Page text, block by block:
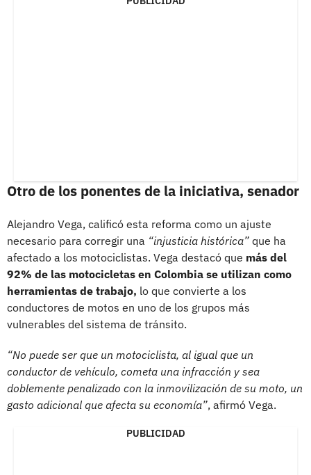
Otro de los ponentes de la iniciativa, senador
Alejandro Vega, calificó esta reforma como un ajuste
necesario para corregir una “injusticia histórica” que ha
afectado a los motociclistas. Vega destacó que más del
92% de las motocicletas en Colombia se utilizan como
herramientas de trabajo, lo que convierte a los
conductores de motos en uno de los grupos más
vulnerables del sistema de tránsito.
“No puede ser que un motociclista, al igual que un
conductor de vehículo, cometa una infracción y sea
doblemente penalizado con la inmovilización de su moto, un
gasto adicional que afecta su economía”, afirmó Vega.
PUBLICIDAD